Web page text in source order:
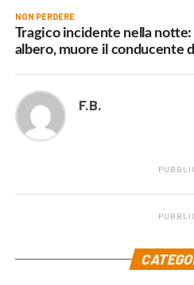
NON PERDERE
Tragico incidente nella
albero, muore il conducente
F.B.